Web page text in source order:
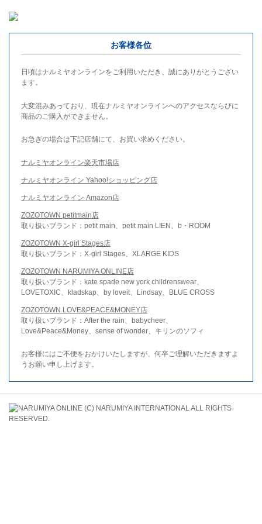
お客様各位
日頃はナルミヤオンラインをご利用いただき、誠にありがとうござい
ます。
大変混みあっており、現在ナルミヤオンラインへのアクセスならびに
商品のご購入ができません。
お急ぎの場合は下記店舗にて、お買い求めください。
ナルミヤオンライン楽天市場店
ナルミヤオンライン Yahoo!ショッピング店
ナルミヤオンライン Amazon店
ZOZOTOWN petitmain店
取り扱いブランド：petit main、petit main LIEN、b・ROOM
ZOZOTOWN X-girl Stages店
取り扱いブランド：X-girl Stages、XLARGE KIDS
ZOZOTOWN NARUMIYA ONLINE店
取り扱いブランド：kate spade new york childrenswear、
LOVETOXIC、kladskap、by loveit、Lindsay、BLUE CROSS
ZOZOTOWN LOVE&PEACE&MONEY店
取り扱いブランド：After the rain、babycheer、
Love&Peace&Money、sense of wonder、キリンのソフィ
お客様にはご不便をおかけいたしますが、何卒ご理解いただきますよ
うお願い申し上げます。